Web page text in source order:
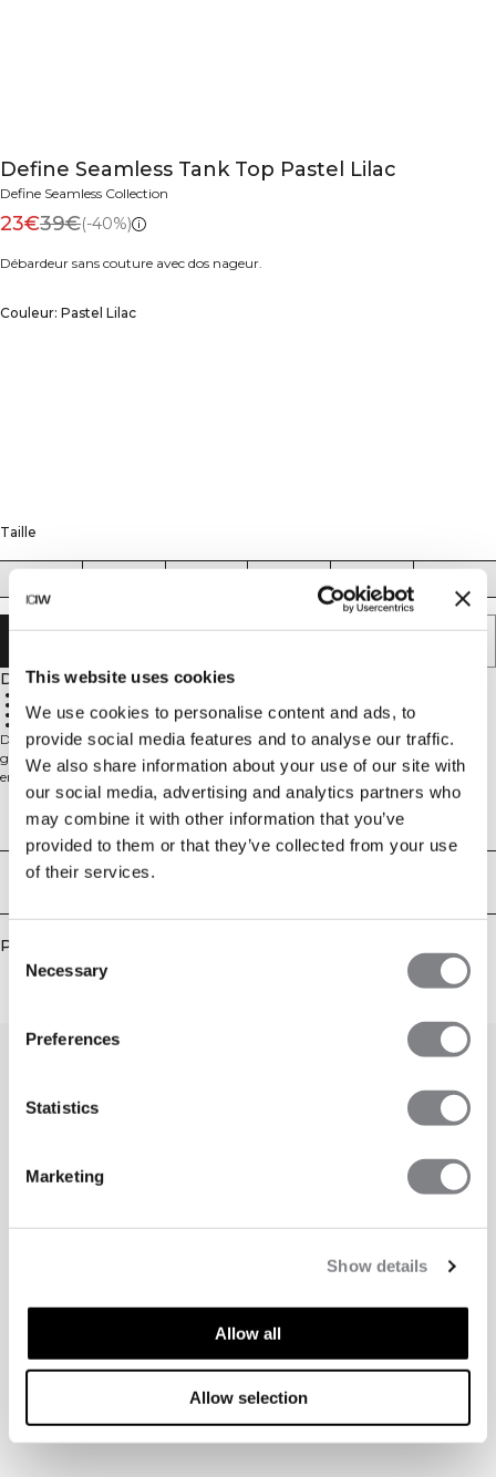
This website uses cookies
We use cookies to personalise content and ads, to
provide social media features and to analyse our traffic.
We also share information about your use of our site with
our social media, advertising and analytics partners who
may combine it with other information that you’ve
provided to them or that they’ve collected from your use
of their services.
Consent
Selection
Necessary
Preferences
Statistics
Marketing
Show details
Allow all
Allow selection
Define Seamless Tank Top Pastel Lilac
Define Seamless Collection
23€39€(-40%)
Débardeur sans couture avec dos nageur.
Couleur: Pastel Lilac
Taille
Description
Logo ICIW
SWEATTECH™
Débardeur sans coutures avec dos nageur. La pièce fondamentale de votre
garde-robe, un haut sur lequel vous pouvez compter pendant vos
entraînements les plus intenses. Ce débardeur utilise la dernière technologie
sans coutures pour une sensation confortable et flexible. 92% Nylon Recyclé,
8% Élastane
Aspects techniques
Livraison & retours
Produits similaires